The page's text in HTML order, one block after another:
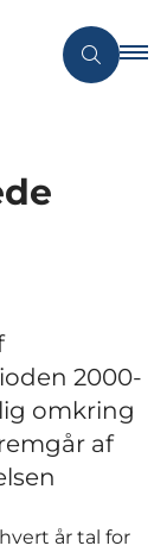
2000-
omkring
af
år tal for